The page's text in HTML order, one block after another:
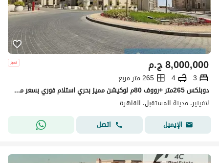
ج.م8,000,000
3
4
265 متر مربع
دوبلكس 265متر +رووف 80م لوكيشن مميز بحري استلام فوري بسعر مميز في كمبوند لافينير المستقبل سيتي بجوار مدينتي هاب تاون حسن علام Lavenir Mostakbal City
لافينير، مدينة المستقبل، القاهرة
الإيميل
اتصل